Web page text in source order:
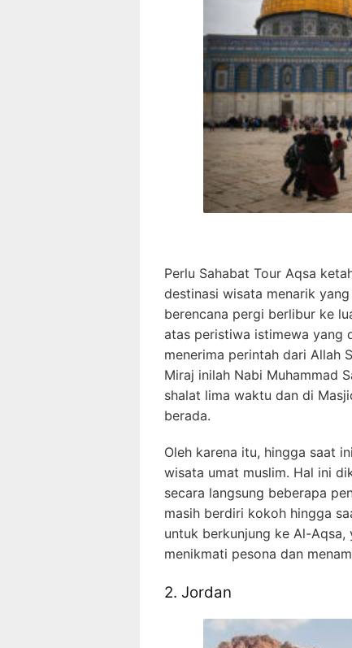
Perlu Sahabat Tour Aqsa
destinasi wisata menarik
berencana pergi berlibur ke
atas peristiwa istimewa yang
menerima perintah dari Allah
Miraj inilah Nabi Muhammad
shalat lima waktu dan di
berada.
Oleh karena itu, hingga saat
wisata umat muslim. Hal ini
secara langsung beberapa
masih berdiri kokoh hingga
untuk berkunjung ke Al-
menikmati pesona dan
2. Jordan